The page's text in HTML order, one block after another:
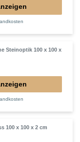
Steinoptik 100 x 100 x
100 x 100 x 2 cm